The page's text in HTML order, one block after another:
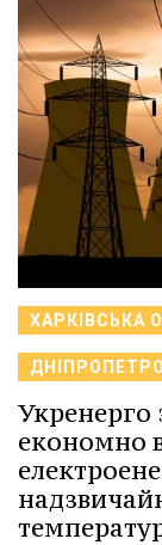
ХАРКІВСЬКА
Укренерго
економно